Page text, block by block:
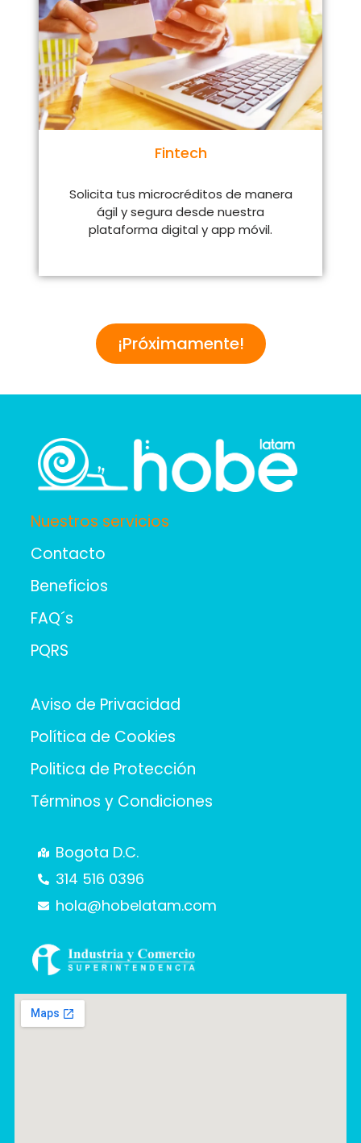
Fintech
Solicita tus microcréditos de manera
ágil y segura desde nuestra
plataforma digital y app móvil.
¡Próximamente!
Nuestros servicios
Contacto
Beneficios
FAQ´s
PQRS
Aviso de Privacidad
Política de Cookies
Politica de Protección
Términos y Condiciones
Bogota D.C.
314 516 0396
hola@hobelatam.com